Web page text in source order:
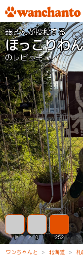
銀さんが投稿する
ほっこりわ
のレビュー
1 0 252
ワンちゃんと 北海道 札